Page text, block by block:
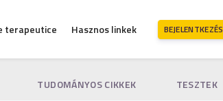
terapeutice Hasznos linkek BEJELENTKEZÉS
TUDOMÁNYOS CIKKEK TESZTEK